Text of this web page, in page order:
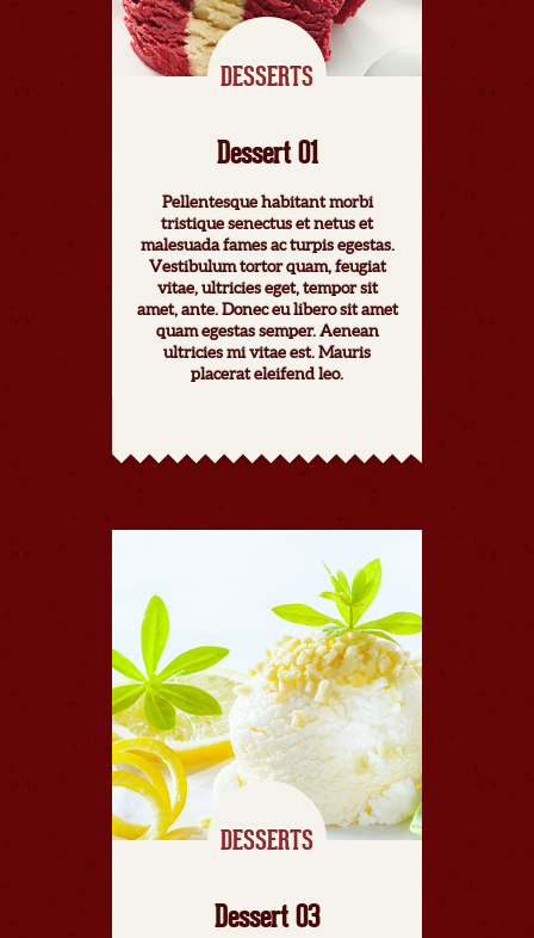
DESSERTS
Dessert 01
Pellentesque habitant morbi
tristique senectus et netus et
malesuada fames ac turpis egestas.
Vestibulum tortor quam, feugiat
vitae, ultricies eget, tempor sit
amet, ante. Donec eu libero sit amet
quam egestas semper. Aenean
ultricies mi vitae est. Mauris
placerat eleifend leo.
DESSERTS
Dessert 03